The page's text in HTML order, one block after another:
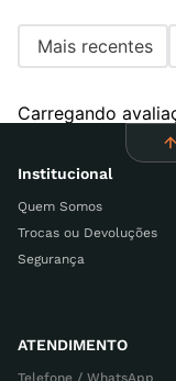
Mais recentes
Carregando
Institucional
Quem Somos
Trocas ou Devoluções
Segurança
ATENDIMENTO
Telefone / WhatsApp